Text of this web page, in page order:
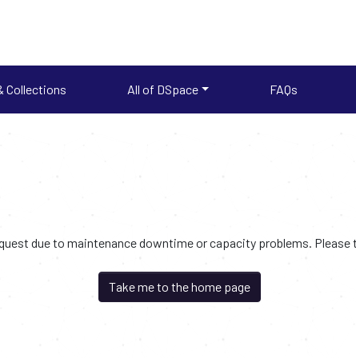
Collections All of DSpace FAQs
due to maintenance downtime or capacity problems. Please
Take me to the home page